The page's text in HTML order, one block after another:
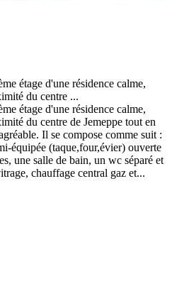
étage d'une résidence calme,
du centre ...
étage d'une résidence calme,
du centre de Jemeppe tout en
Il se compose comme suit :
équipée (taque,four,évier) ouverte
une salle de bain, un wc séparé et
chauffage central gaz et...